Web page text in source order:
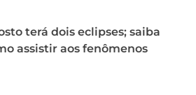
terá dois eclipses; saiba
assistir aos fenômenos